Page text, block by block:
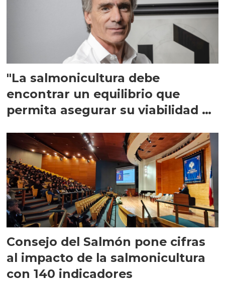
"La salmonicultura debe
encontrar un equilibrio que
permita asegurar su viabilidad de
Consejo del Salmón pone cifras
al impacto de la salmonicultura
con 140 indicadores